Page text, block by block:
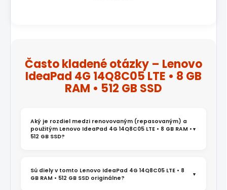
Často kladené otázky – Lenovo
IdeaPad 4G 14Q8C05 LTE • 8 GB
RAM • 512 GB SSD
Aký je rozdiel medzi renovovaným (repasovaným) a
použitým Lenovo IdeaPad 4G 14Q8C05 LTE • 8 GB RAM •
512 GB SSD?
Sú diely v tomto Lenovo IdeaPad 4G 14Q8C05 LTE • 8
GB RAM • 512 GB SSD originálne?